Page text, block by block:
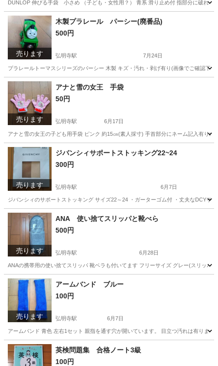
DUNLOP 伸びる手袋 小さめ （子ども・女性用？） 青系 滑り止め付 指部分に破れ
神奈川 横浜市 弘明寺駅 その他 ダンロップ
売ります
木製プラレール パーシー(廃番品)
500円
弘明寺駅 7月24日
プラレールトーマスシリーズのパーシー 木製 キズ・汚れ・剥げ有り(画像でご確認下
神奈川 横浜市 弘明寺駅 おもちゃ
売ります
アナと雪の女王 手袋
50円
弘明寺駅 6月17日
アナと雪の女王の子ども用手袋 ピンク 約15㎝(素人採寸) 手首部分にネーム記入有り(
神奈川 横浜市 弘明寺駅 キッズ用品
売ります
ジバンシィサポートストッキング22~24
300円
弘明寺駅 6月7日
ジバンシィのサポートストッキング サイズ22～24 ・ガーターゴム付 ・丈夫なDCY
神奈川 横浜市 弘明寺駅 その他 DCY
売ります
ANA 使い捨てスリッパと靴べら
500円
弘明寺駅 6月28日
ANAの携帯用の使い捨てスリッパ 靴ベラも付いてます フリーサイズ グレー(スリッ
神奈川 横浜市 弘明寺駅
売ります
アームバンド ブルー
100円
弘明寺駅 6月7日
アームバンド 青色 左右1セット 親指を通す穴が開いています。 目立つ汚れは有りま
神奈川 横浜市 弘明寺駅 アクセサリー
英検問題集 合格ノート3級
100円